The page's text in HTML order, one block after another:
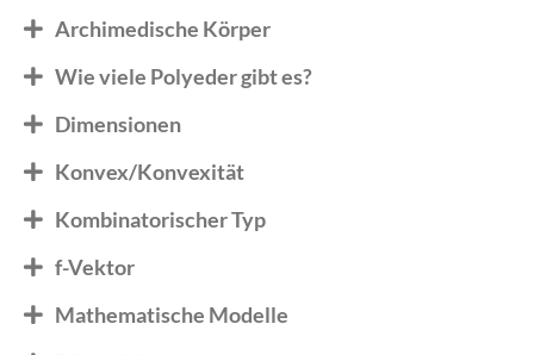
Archimedische Körper
Wie viele Polyeder gibt es?
Dimensionen
Konvex/Konvexität
Kombinatorischer Typ
f-Vektor
Mathematische Modelle